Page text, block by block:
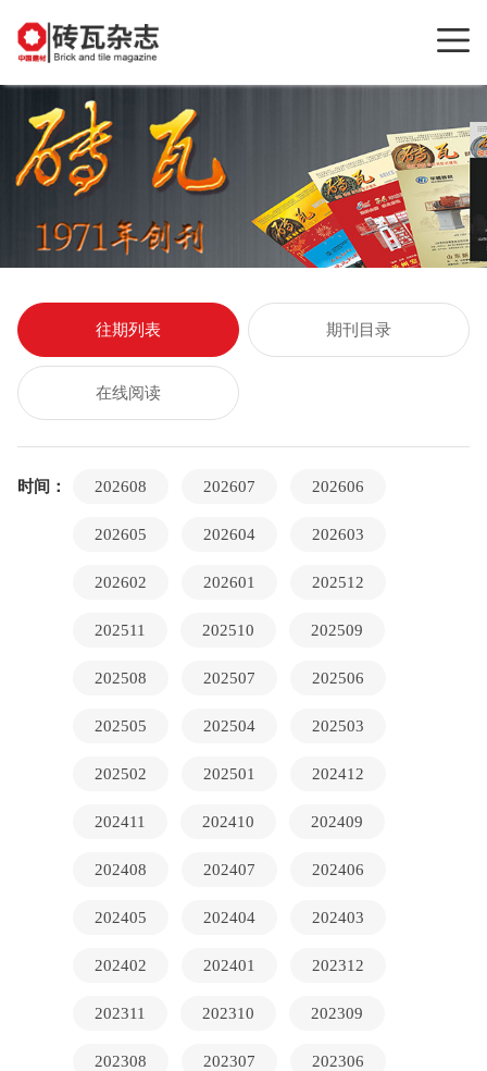
往期列表 期刊目录
在线阅读
时间： 202608 202607 202606
202605 202604 202603
202602 202601 202512
202511 202510 202509
202508 202507 202506
202505 202504 202503
202502 202501 202412
202411 202410 202409
202408 202407 202406
202405 202404 202403
202402 202401 202312
202311 202310 202309
202308 202307 202306